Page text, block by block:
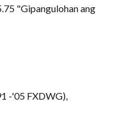
"Gipangulohan ang
-'05 FXDWG),